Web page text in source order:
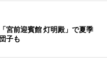
宮前迎賓館 灯明殿」で夏季
子も